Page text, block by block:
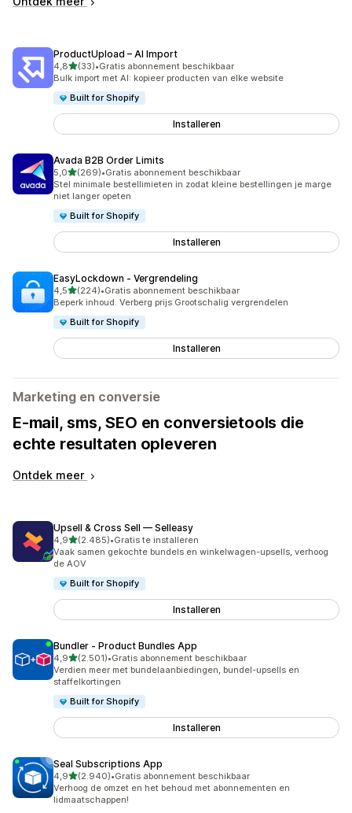
ProductUpload – AI Import
4,8van 5 sterren
(33)
33 recensies in totaal
•Gratis abonnement beschikbaar
Bulk import met AI: kopieer producten van elke website
Built for Shopify
Installeren
Avada B2B Order Limits
5,0van 5 sterren
(269)
269 recensies in totaal
•Gratis abonnement beschikbaar
Stel minimale bestellimieten in zodat kleine bestellingen je marge
niet langer opeten
Built for Shopify
Installeren
EasyLockdown ‑ Vergrendeling
4,5van 5 sterren
(224)
224 recensies in totaal
•Gratis abonnement beschikbaar
Beperk inhoud. Verberg prijs Grootschalig vergrendelen
Built for Shopify
Installeren
Marketing en conversie
E-mail, sms, SEO en conversietools die
echte resultaten opleveren
Ontdek meer
Upsell & Cross Sell — Selleasy
4,9van 5 sterren
(2.485)
2485 recensies in totaal
•Gratis te installeren
Vaak samen gekochte bundels en winkelwagen-upsells, verhoog
de AOV
Built for Shopify
Installeren
Bundler ‑ Product Bundles App
4,9van 5 sterren
(2.501)
2501 recensies in totaal
•Gratis abonnement beschikbaar
Verdien meer met bundelaanbiedingen, bundel-upsells en
staffelkortingen
Built for Shopify
Installeren
Seal Subscriptions App
4,9van 5 sterren
(2.940)
2940 recensies in totaal
•Gratis abonnement beschikbaar
Verhoog de omzet en het behoud met abonnementen en
lidmaatschappen!